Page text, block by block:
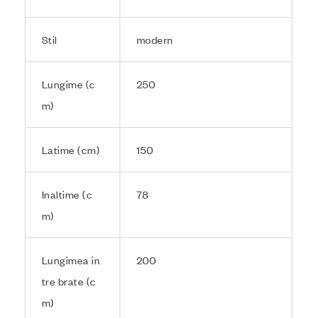
Stil modern
Lungime (c
m)
250
Latime (cm) 150
Inaltime (c
m)
78
Lungimea in
tre brate (c
m)
200